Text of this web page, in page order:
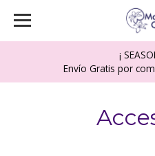
¡
Envío Gratis por